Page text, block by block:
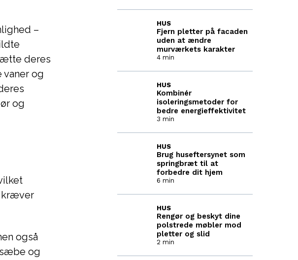
–
deres
vaner og
og
kræver
også
og
Fjern pletter på facaden
uden at ændre
murværkets karakter
HUS
4 min
Kombinér
isoleringsmetoder for
bedre energieffektivitet
HUS
3 min
Brug huseftersynet som
springbræt til at
forbedre dit hjem
HUS
6 min
Rengør og beskyt dine
polstrede møbler mod
pletter og slid
HUS
2 min